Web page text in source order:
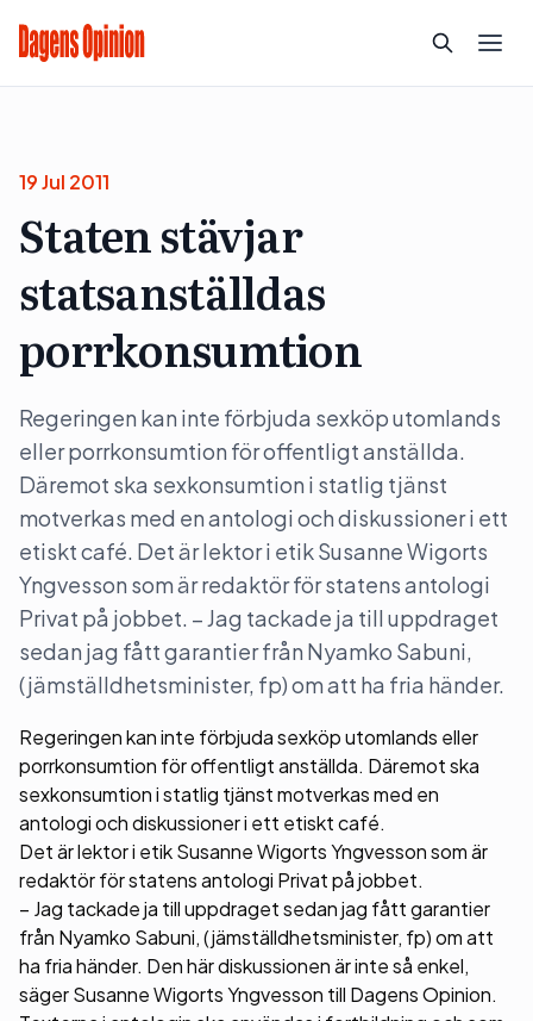
19 Jul 2011
Staten stävjar
statsanställdas
porrkonsumtion
Regeringen kan inte förbjuda sexköp utomlands
eller porrkonsumtion för offentligt anställda.
Däremot ska sexkonsumtion i statlig tjänst
motverkas med en antologi och diskussioner i ett
etiskt café. Det är lektor i etik Susanne Wigorts
Yngvesson som är redaktör för statens antologi
Privat på jobbet. – Jag tackade ja till uppdraget
sedan jag fått garantier från Nyamko Sabuni,
(jämställdhetsminister, fp) om att ha fria händer.
Regeringen kan inte förbjuda sexköp utomlands eller
porrkonsumtion för offentligt anställda. Däremot ska
sexkonsumtion i statlig tjänst motverkas med en
antologi och diskussioner i ett etiskt café.
Det är lektor i etik Susanne Wigorts Yngvesson som är
redaktör för statens antologi Privat på jobbet.
– Jag tackade ja till uppdraget sedan jag fått garantier
från Nyamko Sabuni, (jämställdhetsminister, fp) om att
ha fria händer. Den här diskussionen är inte så enkel,
säger Susanne Wigorts Yngvesson till Dagens Opinion.